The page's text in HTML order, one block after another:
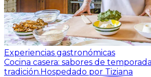
Experiencias gastronómicas
Cocina casera: sabores de
tradición.Hospedado por Tiziana